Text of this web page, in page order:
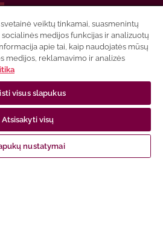
veiktų tinkamai, suasmenintų
medijos funkcijas ir analizuotų
apie tai, kaip naudojatės mūsų
medijos, reklamavimo ir analizės
visus slapukus
Atsisakyti visų
nustatymai